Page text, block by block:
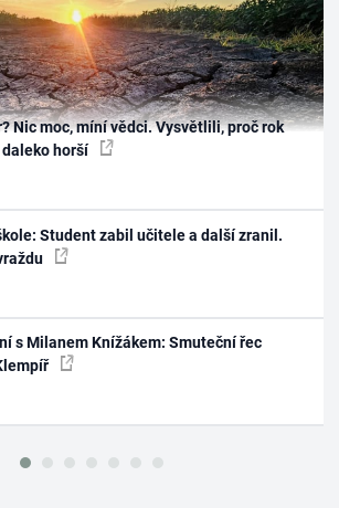
Nic moc, míní vědci. Vysvětlili, proč rok
horší
Student zabil učitele a další zranil.
s Milanem Knížákem: Smuteční řec